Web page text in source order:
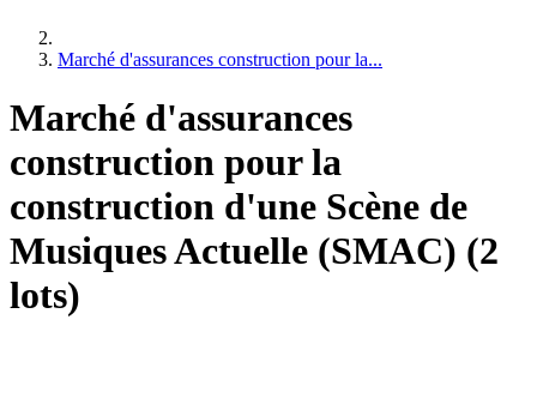
Marché d'assurances construction pour la...
Marché d'assurances
construction pour la
construction d'une Scène de
Musiques Actuelle (SMAC) (2
lots)